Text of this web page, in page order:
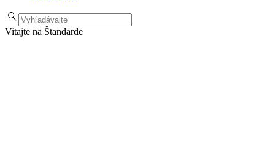
Vitajte na Štandarde